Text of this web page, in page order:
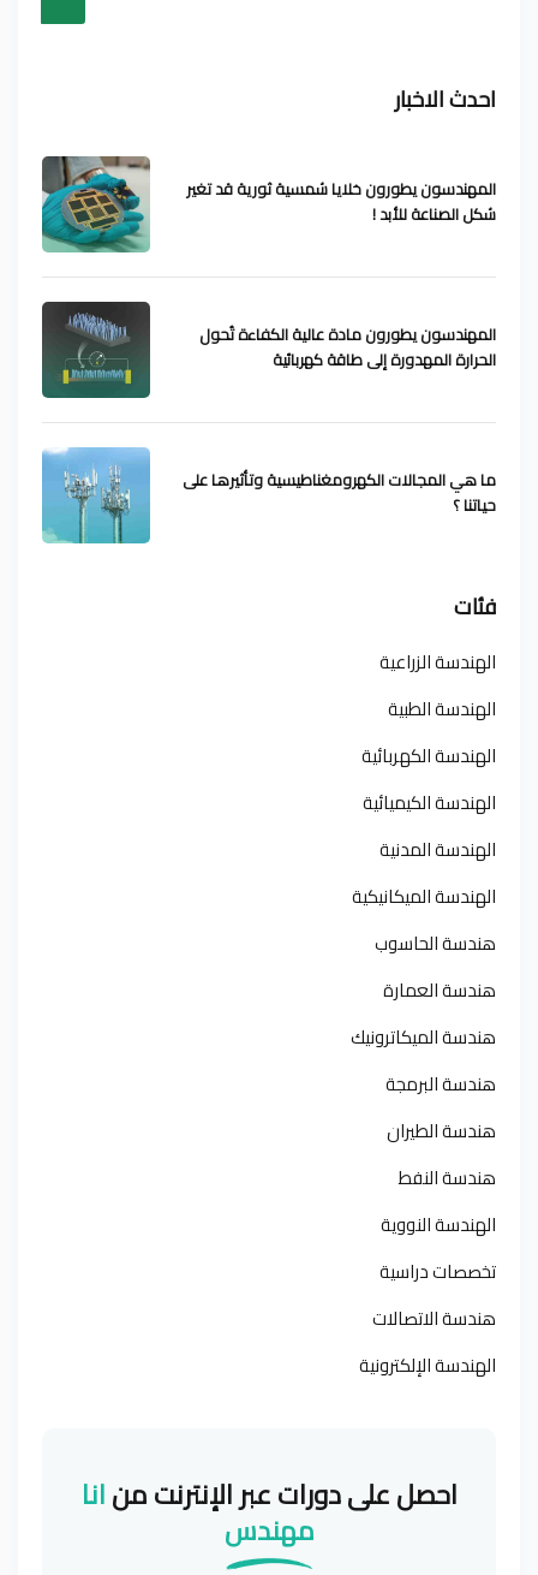
احدث الاخبار
المهندسون يطورون خلايا شمسية ثورية قد تغير
شكل الصناعة للأبد !
المهندسون يطورون مادة عالية الكفاءة تُحول
الحرارة المهدورة إلى طاقة كهربائية
ما هي المجالات الكهرومغناطيسية وتأثيرها على
حياتنا ؟
فئات
الهندسة الزراعية
الهندسة الطبية
الهندسة الكهربائية
الهندسة الكيميائية
الهندسة المدنية
الهندسة الميكانيكية
هندسة الحاسوب
هندسة العمارة
هندسة الميكاترونيك
هندسة البرمجة
هندسة الطيران
هندسة النفط
الهندسة النووية
تخصصات دراسية
هندسة الاتصالات
الهندسة الإلكترونية
احصل على دورات عبر الإنترنت منانا
مهندس